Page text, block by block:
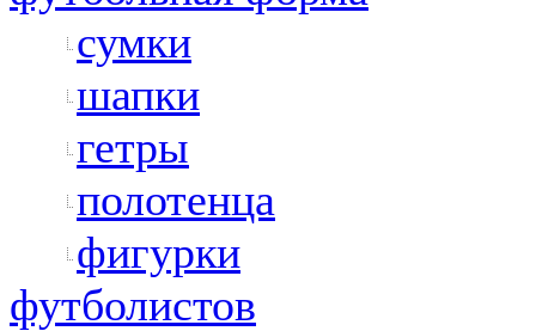
сумки
шапки
гетры
полотенца
фигурки
футболистов